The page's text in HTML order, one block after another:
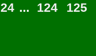
24 ... 124
125